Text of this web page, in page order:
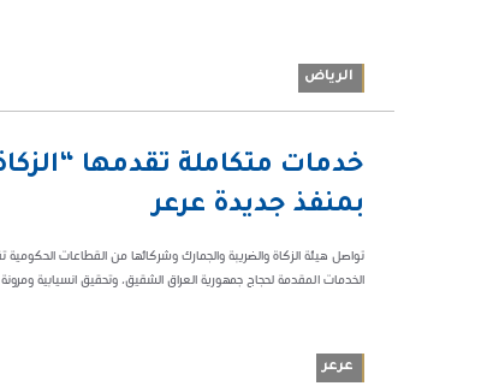
الرياض
خدمات متكاملة تقدمها
بمنفذ جديدة عرعر
تواصل هيئة الزكاة والضريبة والجمارك وشركائها من القطاعات
الخدمات المقدمة لحجاج جمهورية العراق الشقيق، وتحقيق انسيابية
عرعر